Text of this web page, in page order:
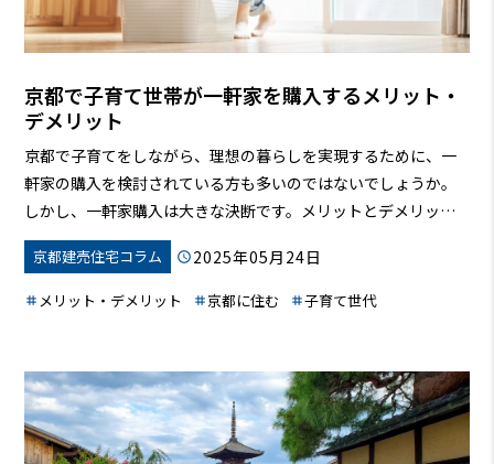
京都で子育て世帯が一軒家を購入するメリット・
デメリット
京都で子育てをしながら、理想の暮らしを実現するために、一
軒家の購入を検討されている方も多いのではないでしょうか。
しかし、一軒家購入は大きな決断です。メリットとデメリット
をしっかりと理解し、ご自身の状況に合った選択をすることが
大切です。
京都建売住宅コラム 2025年05月24日
メリット・デメリット 京都に住む 子育て世代